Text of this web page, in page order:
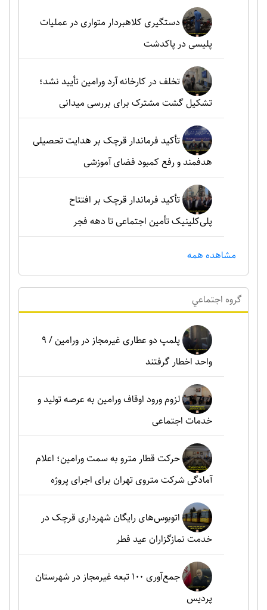
دستگیری کلاهبردار متواری در عملیات
پلیسی در پاکدشت
تخلف در کارخانه آرد ورامین تأیید نشد؛
تشکیل گشت مشترک برای بررسی میدانی
تأکید فرماندار قرچک بر هدایت تحصیلی
هدفمند و رفع کمبود فضای آموزشی
تأکید فرماندار قرچک بر افتتاح
پلی‌کلینیک تأمین اجتماعی تا دهه فجر
مشاهده همه
گروه اجتماعي
پلمپ دو عطاری غیرمجاز در ورامین / ۹
واحد اخطار گرفتند
لزوم ورود اوقاف ورامین به عرصه تولید و
خدمات اجتماعی
حرکت قطار مترو به سمت ورامین؛ اعلام
آمادگی شرکت متروی تهران برای اجرای پروژه
اتوبوس‌های رایگان شهرداری قرچک در
خدمت نمازگزاران عید فطر
جمع‌آوری ۱۰۰ تبعه غیرمجاز در شهرستان
پردیس